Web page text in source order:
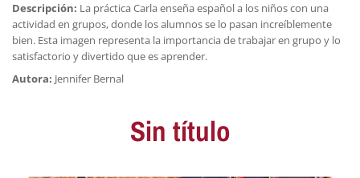
Descripción: La práctica Carla enseña español a los niños con una
actividad en grupos, donde los alumnos se lo pasan increíblemente
bien. Esta imagen representa la importancia de trabajar en grupo y lo
satisfactorio y divertido que es aprender.
Autora: Jennifer Bernal
Sin título